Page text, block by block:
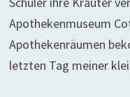
Apothekenmuseum
Apothekenräumen
letzten Tag meiner